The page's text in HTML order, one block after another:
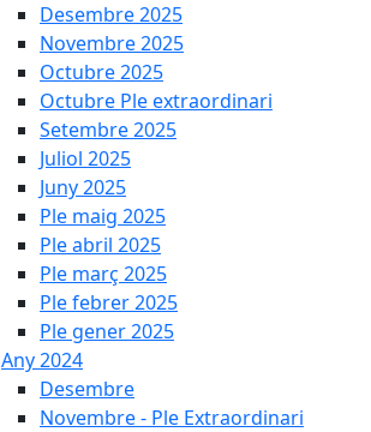
Desembre 2025
Novembre 2025
Octubre 2025
Octubre Ple extraordinari
Setembre 2025
Juliol 2025
Juny 2025
Ple maig 2025
Ple abril 2025
Ple març 2025
Ple febrer 2025
Ple gener 2025
Any 2024
Desembre
Novembre - Ple Extraordinari